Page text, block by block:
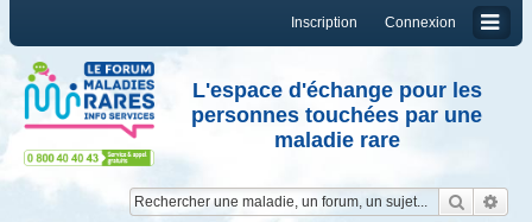
Connexion
Inscription
L'espace d'échange pour les
personnes touchées par une
maladie rare